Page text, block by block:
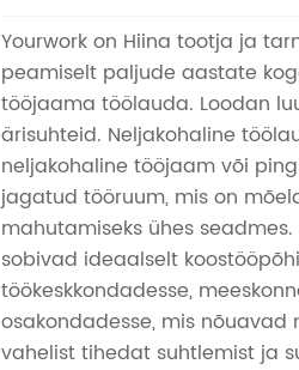
Yourwork on Hiina tootja ja
peamiselt paljude aastate
tööjaama töölauda. Loodan
ärisuhteid. Neljakohaline
neljakohaline tööjaam või
jagatud tööruum, mis on
mahutamiseks ühes
sobivad ideaalselt
töökeskkondadesse,
osakondadesse, mis nõuavad
vahelist tihedat suhtlemist ja